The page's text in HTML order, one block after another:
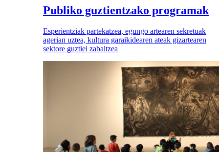
Publiko guztientzako programak
Esperientziak partekatzea, egungo artearen sekretuak
agerian uztea, kultura garaikidearen ateak gizartearen
sektore guztiei zabaltzea